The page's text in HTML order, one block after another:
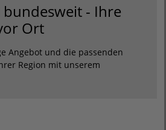
bundesweit - Ihre
Ort
Angebot und die passenden
Region mit unserem